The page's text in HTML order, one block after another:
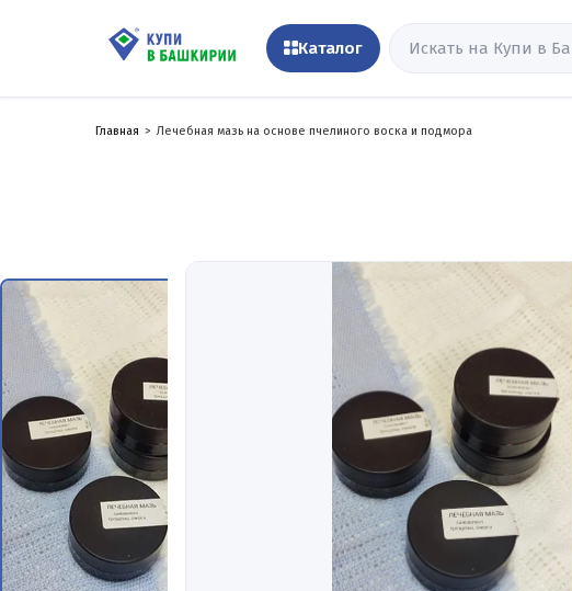
Каталог
Главная Лечебная мазь на основе пчелиного воска и подмора